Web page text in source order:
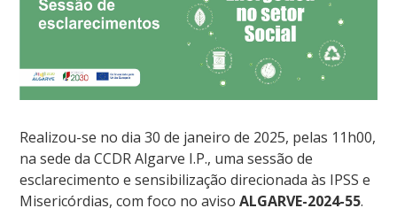
Realizou-se no dia 30 de janeiro de 2025, pelas 11h00,
na sede da CCDR Algarve I.P., uma sessão de
esclarecimento e sensibilização direcionada às IPSS e
Misericórdias, com foco no avisoALGARVE-2024-55.